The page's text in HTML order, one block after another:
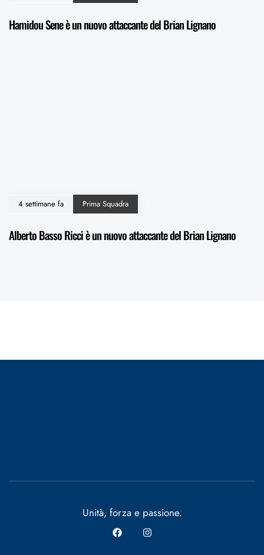
Hamidou Sene è un nuovo attaccante del Brian Lignano
4 settimane fa Prima Squadra
Alberto Basso Ricci è un nuovo attaccante del Brian Lignano
Unità, forza e passione.